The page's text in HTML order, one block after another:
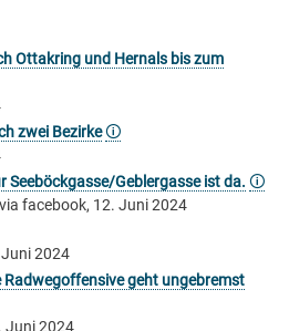
Ottakring und Hernals bis zum
zwei Bezirke🛈
Seeböckgasse/Geblergasse ist da. 🛈
facebook, 12. Juni 2024
2024
Radwegoffensive geht ungebremst
Juni 2024